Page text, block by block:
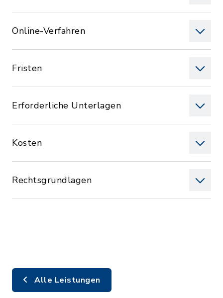
Online-Verfahren
Fristen
Erforderliche Unterlagen
Kosten
Rechtsgrundlagen
Alle Leistungen